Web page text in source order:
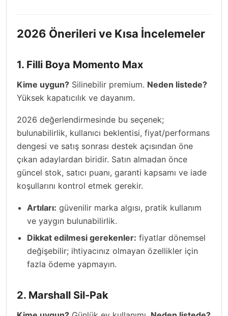
2026 Önerileri ve Kısa İncelemeler
1. Filli Boya Momento Max
Kime uygun? Silinebilir premium. Neden listede?
Yüksek kapatıcılık ve dayanım.
2026 değerlendirmesinde bu seçenek;
bulunabilirlik, kullanıcı beklentisi, fiyat/performans
dengesi ve satış sonrası destek açısından öne
çıkan adaylardan biridir. Satın almadan önce
güncel stok, satıcı puanı, garanti kapsamı ve iade
koşullarını kontrol etmek gerekir.
Artıları: güvenilir marka algısı, pratik kullanım
ve yaygın bulunabilirlik.
Dikkat edilmesi gerekenler: fiyatlar dönemsel
değişebilir; ihtiyacınız olmayan özellikler için
fazla ödeme yapmayın.
2. Marshall Sil-Pak